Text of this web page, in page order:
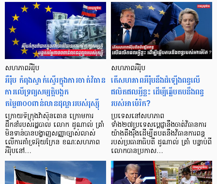
សហភាពអឺរ៉ុប
អឺរ៉ុប កំពុងស្ទាក់ស្ទើរក្នុងការចាត់វិធាន
ការលើទ្រព្យសម្បត្តិបង្កក
តម្លៃ៣០០ពាន់លានដុល្លាររបស់រុស្ស៊ី
ក្រោយទីក្រុងវ៉ាស៊ីនតោន ក្រោមការ
ដឹកនាំរបស់រដ្ឋបាល លោក ដូណាល់ ត្រាំ
មិនទាន់បានបង្ហាញសញ្ញាច្បាស់លាស់
លើការគាំទ្រអ៊ុយក្រែន ខណៈសហភាព
អឺរ៉ុបនៅ…
សហភាពអឺរ៉ុប
តើសហភាពអឺរ៉ុបនឹងដំឡើងពន្ធលើ
ផលិតផលអ្វីខ្លះ ដើម្បីឆ្លើបតបនឹងពន្ធ
របស់អាម៉េរិក?
ប្រទេសនៅសហភាព
ទាំង២៧ប្រទេសប្តេជ្ញានឹងចាត់វិធានការ
យ៉ាងតឹងរ៉ឹងដើម្បីតបតនឹងវិធានការពន្ធ
របស់ប្រធានាធិបតី ដូណាល់ ត្រាំ បន្ទាប់ពី
លោកបានប្រកាស…